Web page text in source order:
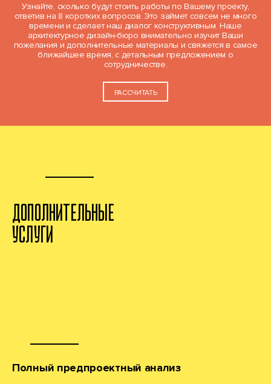
Узнайте, сколько будут стоить работы по Вашему проекту,
ответив на 8 коротких вопросов. Это займет совсем не много
времени и сделает наш диалог конструктивным. Наше
архитектурное дизайн-бюро внимательно изучит Ваши
пожелания и дополнительные материалы и свяжется в самое
ближайшее время, с детальным предложением о
сотрудничестве.
РАССЧИТАТЬ
ДОПОЛНИТЕЛЬНЫЕ
УСЛУГИ
Полный предпроектный анализ